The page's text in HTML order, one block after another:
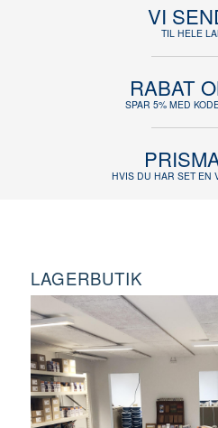
VI
TIL HELE
RABAT
SPAR 5% MED
HVIS DU HAR SET EN
LAGERBUTIK